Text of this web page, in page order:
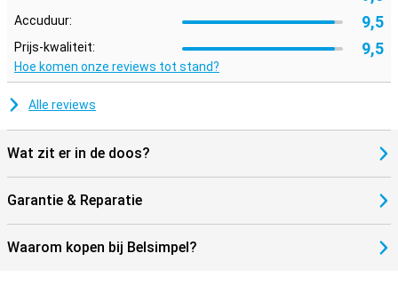
Accuduur: 9,5
Prijs-kwaliteit: 9,5
Hoe komen onze reviews tot stand?
Alle reviews
Wat zit er in de doos?
Garantie & Reparatie
Waarom kopen bij Belsimpel?